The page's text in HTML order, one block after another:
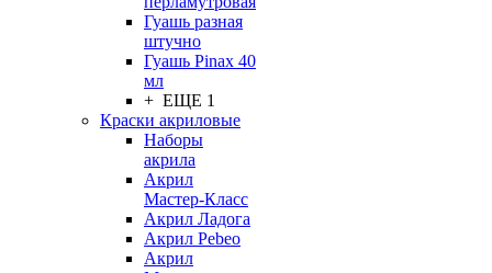
Гуашь разная
штучно
Гуашь Pinax 40
мл
+ ЕЩЕ 1
Краски акриловые
Наборы
акрила
Акрил
Мастер-Класс
Акрил Ладога
Акрил Pebeo
Акрил